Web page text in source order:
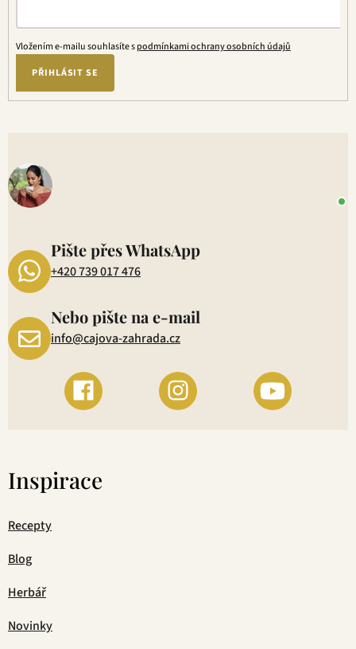
Vložením e-mailu souhlasíte spodmínkami ochrany osobních údajů
PŘIHLÁSIT SE
Pište přes WhatsApp
+420 739 017 476
Nebo pište na e-mail
info@cajova-zahrada.cz
Inspirace
Recepty
Blog
Herbář
Novinky